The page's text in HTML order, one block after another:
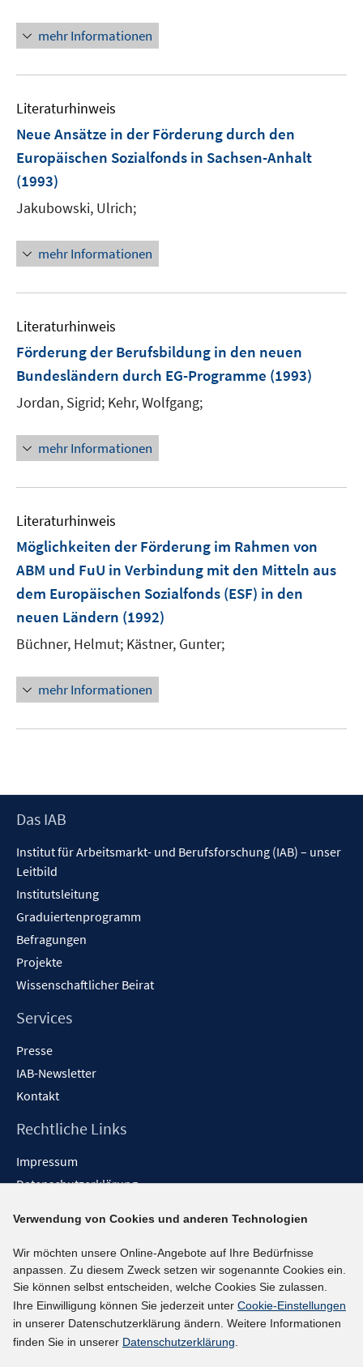
mehr Informationen
Literaturhinweis
Neue Ansätze in der Förderung durch den
Europäischen Sozialfonds in Sachsen-Anhalt
(1993)
Jakubowski, Ulrich;
mehr Informationen
Literaturhinweis
Förderung der Berufsbildung in den neuen
Bundesländern durch EG-Programme (1993)
Jordan, Sigrid; Kehr, Wolfgang;
mehr Informationen
Literaturhinweis
Möglichkeiten der Förderung im Rahmen von
ABM und FuU in Verbindung mit den Mitteln aus
dem Europäischen Sozialfonds (ESF) in den
neuen Ländern (1992)
Büchner, Helmut; Kästner, Gunter;
mehr Informationen
Footer
Das IAB
Institut für Arbeitsmarkt- und Berufsforschung (IAB) – unser
Leitbild
Institutsleitung
Graduiertenprogramm
Befragungen
Projekte
Wissenschaftlicher Beirat
Services
Presse
IAB-Newsletter
Kontakt
Rechtliche Links
Impressum
Datenschutzerklärung
Barrieren melden
Social-Media-Kanäle
BlueSky
YouTube
LinkedIn
Verwendung von Cookies und anderen Technologien
Wir möchten unsere Online-Angebote auf Ihre Bedürfnisse
anpassen. Zu diesem Zweck setzen wir sogenannte Cookies ein.
Sie können selbst entscheiden, welche Cookies Sie zulassen.
Ihre Einwilligung können Sie jederzeit unter Cookie-Einstellungen
in unserer Datenschutzerklärung ändern. Weitere Informationen
finden Sie in unserer Datenschutzerklärung.